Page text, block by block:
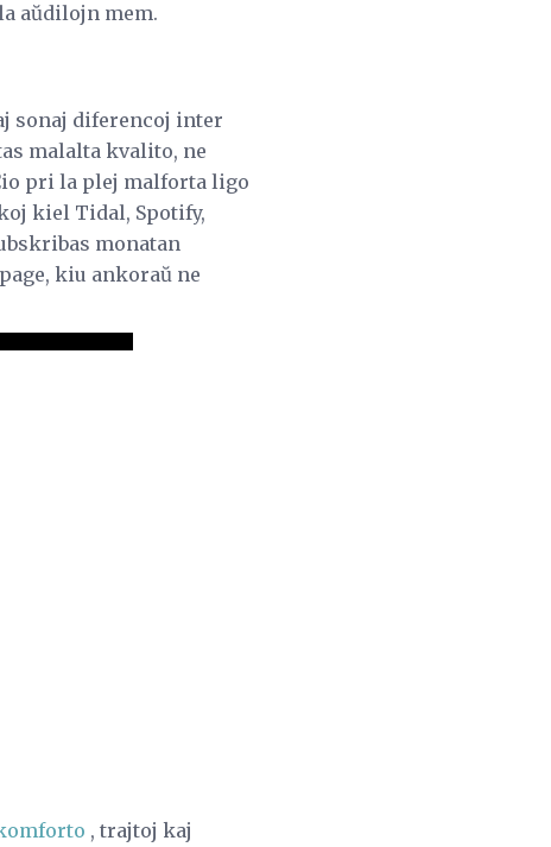
aŭdilojn mem.
sonaj diferencoj inter
malalta kvalito, ne
pri la plej malforta ligo
kiel Tidal, Spotify,
monatan
kiu ankoraŭ ne
, trajtoj kaj